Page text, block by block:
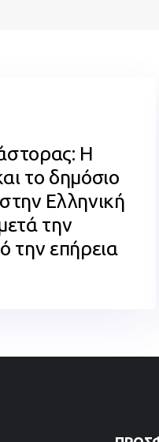
Η
το δημόσιο
Ελληνική
την
την επήρεια